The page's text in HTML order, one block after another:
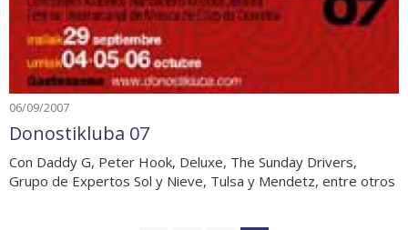
06/09/2007
Donostikluba 07
Con Daddy G, Peter Hook, Deluxe, The Sunday Drivers,
Grupo de Expertos Sol y Nieve, Tulsa y Mendetz, entre otros